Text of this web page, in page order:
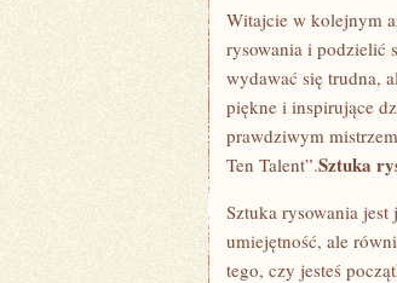
Witajcie w kolejnym
rysowania i podzielić
wydawać się trudna,
piękne i inspirujące
prawdziwym‍
Ten Talent”.Sztuka
Sztuka ‍rysowania
umiejętność, ale
tego, czy jesteś